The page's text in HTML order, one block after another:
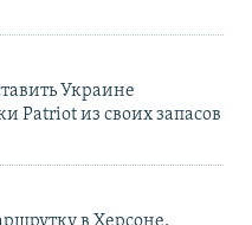
Украине
Patriot из своих запасов